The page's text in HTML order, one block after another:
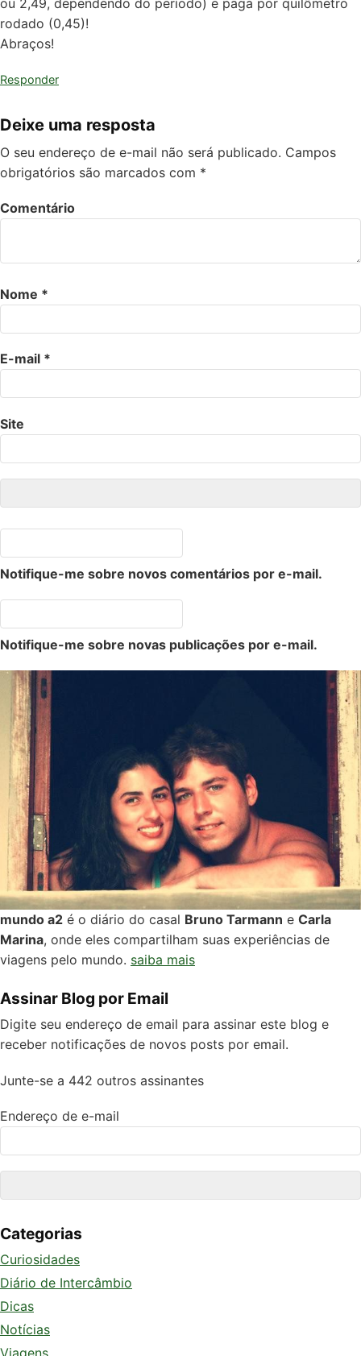
rodado (0,45)!
Abraços!
Responder
Deixe uma resposta
O seu endereço de e-mail não será publicado. Campos
obrigatórios são marcados com *
Comentário
Nome *
E-mail *
Site
Notifique-me sobre novos comentários por e-mail.
Notifique-me sobre novas publicações por e-mail.
mundo a2 é o diário do casal Bruno Tarmann e Carla
Marina, onde eles compartilham suas experiências de
viagens pelo mundo. saiba mais
Assinar Blog por Email
Digite seu endereço de email para assinar este blog e
receber notificações de novos posts por email.
Junte-se a 442 outros assinantes
Endereço de e-mail
Categorias
Curiosidades
Diário de Intercâmbio
Dicas
Notícias
Viagens